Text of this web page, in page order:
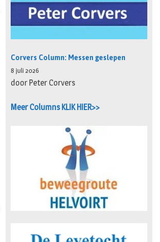
Corvers Column: Messen geslepen
8 juli 2026
door Peter Corvers
Meer Columns KLIK HIER>>